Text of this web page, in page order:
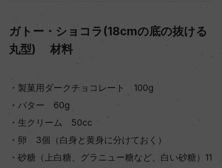
ガトー・ショコラ(18cmの底の抜ける
丸型) 材料
・製菓用ダークチョコレート 100g
・バター 60g
・生クリーム 50cc
・卵 3個（白身と黄身に分けておく）
・砂糖（上白糖、グラニュー糖など、白い砂糖）11